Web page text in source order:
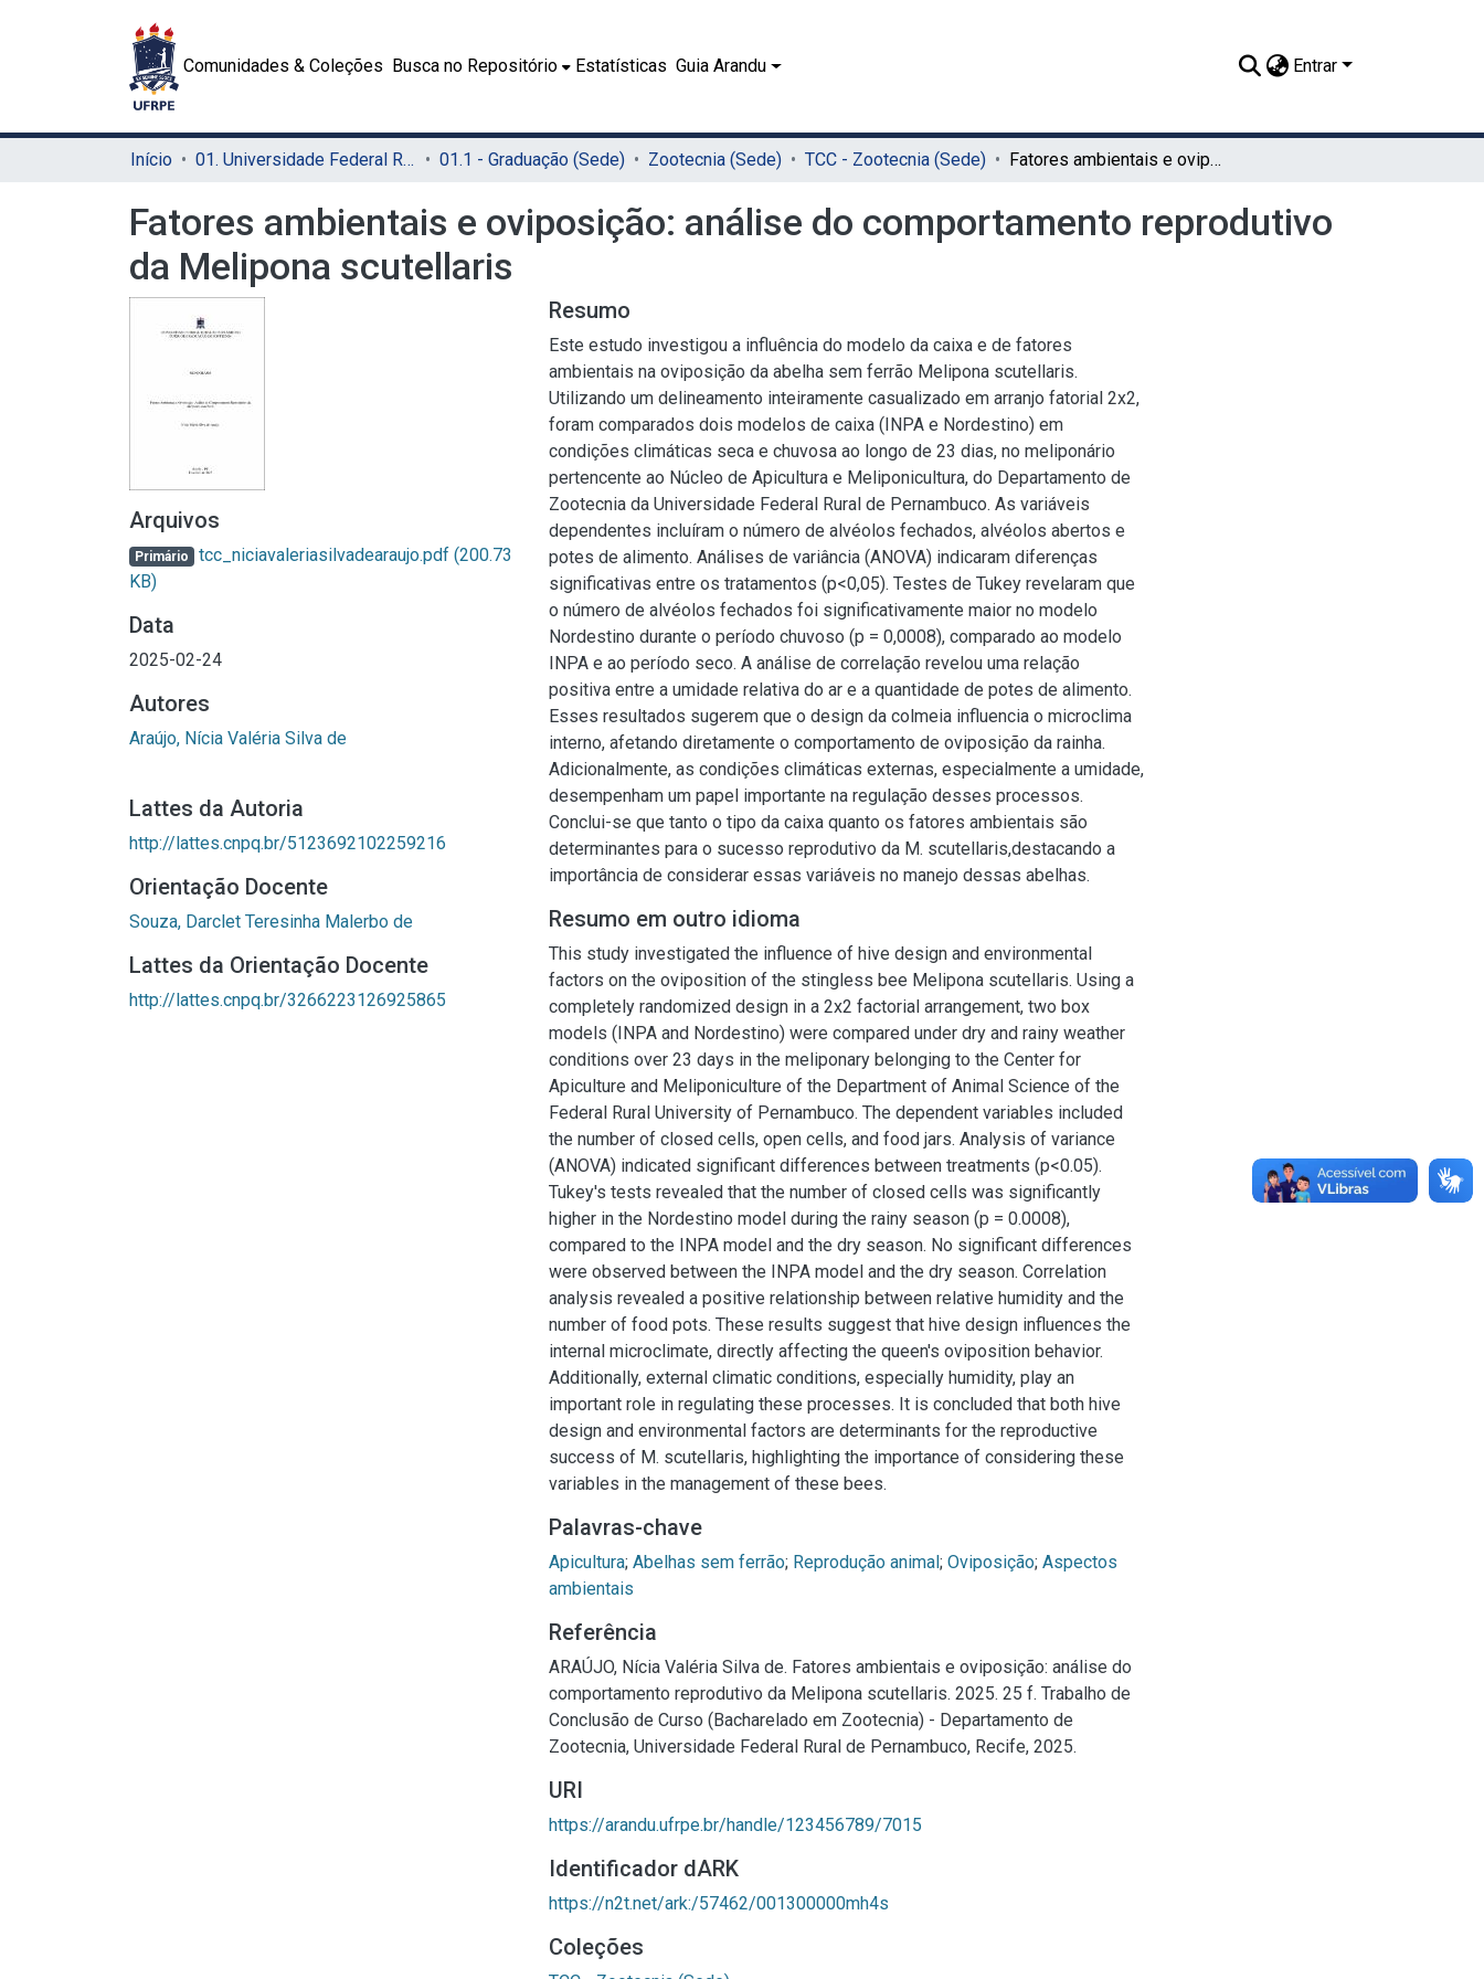
Comunidades & Coleções Busca no Repositório Estatísticas Guia Arandu Entrar
Início 01. Universidade Federal Rural de Pernambuco - UFRPE (Sede) 01.1 - Graduação (Sede) Zootecnia (Sede) TCC - Zootecnia (Sede) Fatores ambientais e oviposição: análise do comportamento reprodutivo da Melipona scutellaris
Fatores ambientais e oviposição: análise do comportamento reprodutivo
da Melipona scutellaris
Arquivos
Primário tcc_niciavaleriasilvadearaujo.pdf (200.73
KB)
Data
2025-02-24
Autores
Araújo, Nícia Valéria Silva de
Lattes da Autoria
http://lattes.cnpq.br/5123692102259216
Orientação Docente
Souza, Darclet Teresinha Malerbo de
Lattes da Orientação Docente
http://lattes.cnpq.br/3266223126925865
Resumo
Este estudo investigou a influência do modelo da caixa e de fatores
ambientais na oviposição da abelha sem ferrão Melipona scutellaris.
Utilizando um delineamento inteiramente casualizado em arranjo fatorial 2x2,
foram comparados dois modelos de caixa (INPA e Nordestino) em
condições climáticas seca e chuvosa ao longo de 23 dias, no meliponário
pertencente ao Núcleo de Apicultura e Meliponicultura, do Departamento de
Zootecnia da Universidade Federal Rural de Pernambuco. As variáveis
dependentes incluíram o número de alvéolos fechados, alvéolos abertos e
potes de alimento. Análises de variância (ANOVA) indicaram diferenças
significativas entre os tratamentos (p<0,05). Testes de Tukey revelaram que
o número de alvéolos fechados foi significativamente maior no modelo
Nordestino durante o período chuvoso (p = 0,0008), comparado ao modelo
INPA e ao período seco. A análise de correlação revelou uma relação
positiva entre a umidade relativa do ar e a quantidade de potes de alimento.
Esses resultados sugerem que o design da colmeia influencia o microclima
interno, afetando diretamente o comportamento de oviposição da rainha.
Adicionalmente, as condições climáticas externas, especialmente a umidade,
desempenham um papel importante na regulação desses processos.
Conclui-se que tanto o tipo da caixa quanto os fatores ambientais são
determinantes para o sucesso reprodutivo da M. scutellaris,destacando a
importância de considerar essas variáveis no manejo dessas abelhas.
Resumo em outro idioma
This study investigated the influence of hive design and environmental
factors on the oviposition of the stingless bee Melipona scutellaris. Using a
completely randomized design in a 2x2 factorial arrangement, two box
models (INPA and Nordestino) were compared under dry and rainy weather
conditions over 23 days in the meliponary belonging to the Center for
Apiculture and Meliponiculture of the Department of Animal Science of the
Federal Rural University of Pernambuco. The dependent variables included
the number of closed cells, open cells, and food jars. Analysis of variance
(ANOVA) indicated significant differences between treatments (p<0.05).
Tukey's tests revealed that the number of closed cells was significantly
higher in the Nordestino model during the rainy season (p = 0.0008),
compared to the INPA model and the dry season. No significant differences
were observed between the INPA model and the dry season. Correlation
analysis revealed a positive relationship between relative humidity and the
number of food pots. These results suggest that hive design influences the
internal microclimate, directly affecting the queen's oviposition behavior.
Additionally, external climatic conditions, especially humidity, play an
important role in regulating these processes. It is concluded that both hive
design and environmental factors are determinants for the reproductive
success of M. scutellaris, highlighting the importance of considering these
variables in the management of these bees.
Palavras-chave
Apicultura; Abelhas sem ferrão; Reprodução animal; Oviposição; Aspectos
ambientais
Referência
ARAÚJO, Nícia Valéria Silva de. Fatores ambientais e oviposição: análise do
comportamento reprodutivo da Melipona scutellaris. 2025. 25 f. Trabalho de
Conclusão de Curso (Bacharelado em Zootecnia) - Departamento de
Zootecnia, Universidade Federal Rural de Pernambuco, Recife, 2025.
URI
https://arandu.ufrpe.br/handle/123456789/7015
Identificador dARK
https://n2t.net/ark:/57462/001300000mh4s
Coleções